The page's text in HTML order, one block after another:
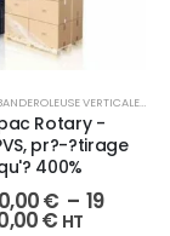
VERTICALE,
Rotary -
pr?-?tirage
400%
€ – 19
€ HT